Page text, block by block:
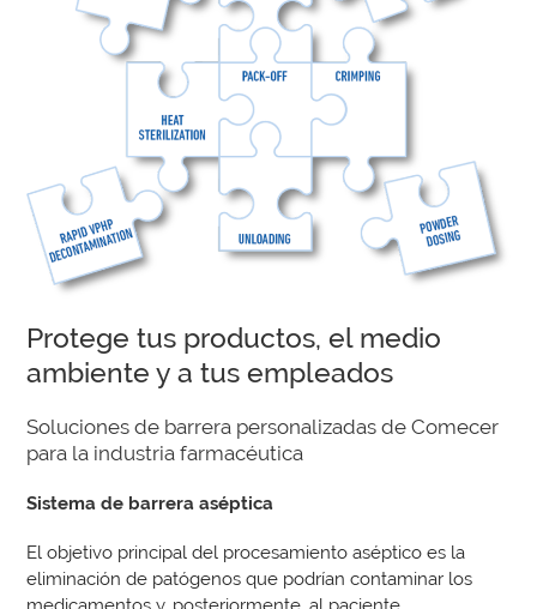
Protege tus productos, el medio
ambiente y a tus empleados
Soluciones de barrera personalizadas de Comecer
para la industria farmacéutica
Sistema de barrera aséptica
El objetivo principal del procesamiento aséptico es la
eliminación de patógenos que podrían contaminar los